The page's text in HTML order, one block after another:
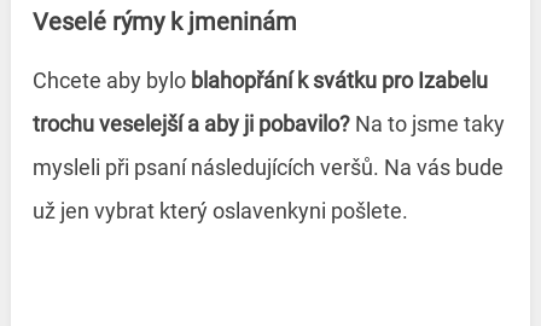
Veselé rýmy k jmeninám
Chcete aby bylo blahopřání k svátku pro Izabelu
trochu veselejší a aby ji pobavilo?Na to jsme taky
mysleli při psaní následujících veršů. Na vás bude
už jen vybrat který oslavenkyni pošlete.